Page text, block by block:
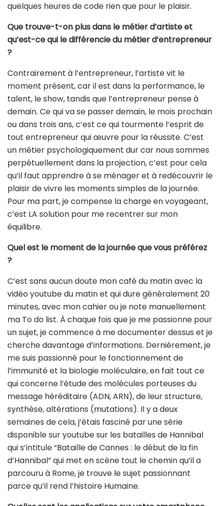
quelques heures de code rien que pour le plaisir.
Que trouve-t-on plus dans le métier d’artiste et
qu’est-ce qui le différencie du métier d’entrepreneur
?
Contrairement à l’entrepreneur, l’artiste vit le
moment présent, car il est dans la performance, le
talent, le show, tandis que l’entrepreneur pense à
demain. Ce qui va se passer demain, le mois prochain
ou dans trois ans, c’est ce qui tourmente l’esprit de
tout entrepreneur qui œuvre pour la réussite. C’est
un métier psychologiquement dur car nous sommes
perpétuellement dans la projection, c’est pour cela
qu’il faut apprendre à se ménager et à redécouvrir le
plaisir de vivre les moments simples de la journée.
Pour ma part, je compense la charge en voyageant,
c’est LA solution pour me recentrer sur mon
équilibre.
Quel est le moment de la journée que vous préférez
?
C’est sans aucun doute mon café du matin avec la
vidéo youtube du matin et qui dure généralement 20
minutes, avec mon cahier ou je note manuellement
ma To do list. À chaque fois que je me passionne pour
un sujet, je commence à me documenter dessus et je
cherche davantage d’informations. Dernièrement, je
me suis passionné pour le fonctionnement de
l’immunité et la biologie moléculaire, en fait tout ce
qui concerne l’étude des molécules porteuses du
message héréditaire (ADN,ARN), de leur structure,
synthèse, altérations (mutations). Il y a deux
semaines de cela, j’étais fasciné par une série
disponible sur youtube sur les batailles de Hannibal
qui s’intitule “Bataille de Cannes : le début de la fin
d’Hannibal” qui met en scène tout le chemin qu’il a
parcouru à Rome, je trouve le sujet passionnant
parce qu’il rend l’histoire Humaine.